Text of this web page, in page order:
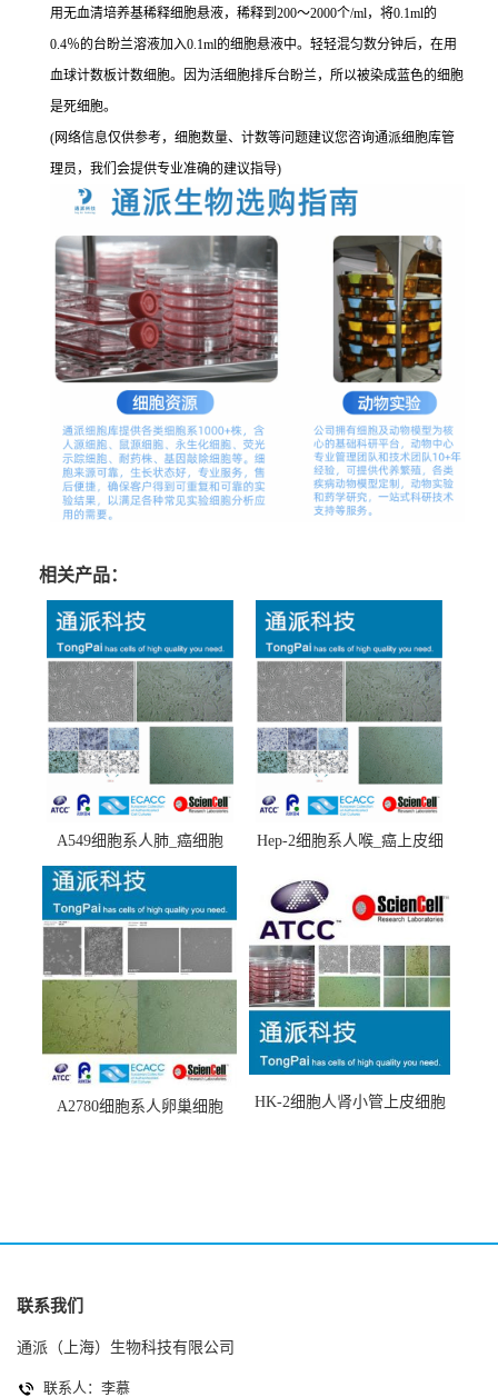
用无血清培养基稀释细胞悬液，稀释到200～2000个/ml，将0.1ml的
0.4％的台盼兰溶液加入0.1ml的细胞悬液中。轻轻混匀数分钟后，在用
血球计数板计数细胞。因为活细胞排斥台盼兰，所以被染成蓝色的细胞
是死细胞。
(网络信息仅供参考，细胞数量、计数等问题建议您咨询通派细胞库管
理员，我们会提供专业准确的建议指导)
相关产品：
A549细胞系人肺_癌细胞
(A549细胞)
Hep-2细胞系人喉_癌上皮细
A2780细胞系人卵巢细胞
HK-2细胞人肾小管上皮细胞
联系我们
通派（上海）生物科技有限公司
联系人：李慕